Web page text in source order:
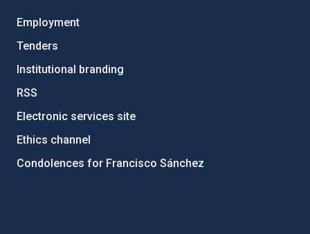
Employment
Tenders
Institutional branding
RSS
Electronic services site
Ethics channel
Condolences for Francisco Sánchez